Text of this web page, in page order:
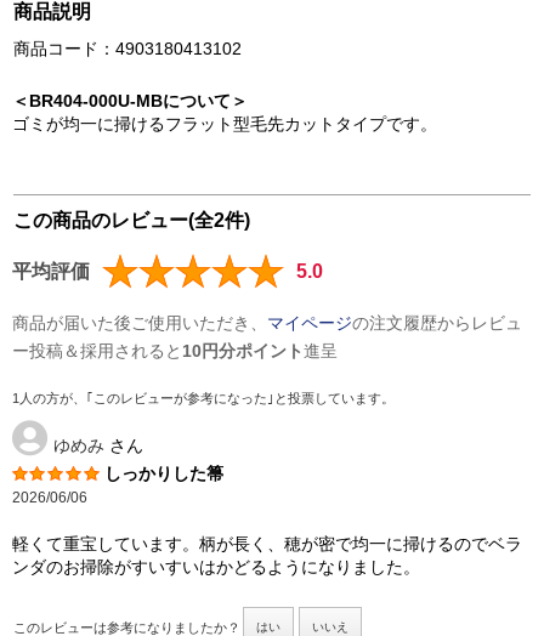
商品説明
商品コード：4903180413102
＜BR404-000U-MBについて＞
ゴミが均一に掃けるフラット型毛先カットタイプです。
この商品のレビュー(全2件)
平均評価 5.0
商品が届いた後ご使用いただき、 マイページの注文履歴からレビュ
ー投稿＆採用されると 10円分ポイント進呈
1人の方が、｢このレビューが参考になった｣と投票しています。
ゆめみ さん
しっかりした箒
2026/06/06
軽くて重宝しています。柄が長く、穂が密で均一に掃けるのでベラ
ンダのお掃除がすいすいはかどるようになりました。
このレビューは参考になりましたか？ はい いいえ